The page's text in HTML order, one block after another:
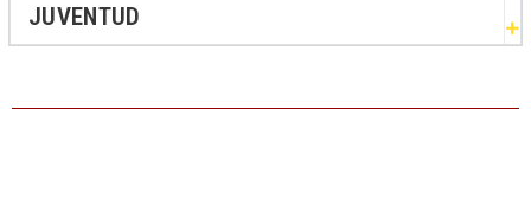
JUVENTUD